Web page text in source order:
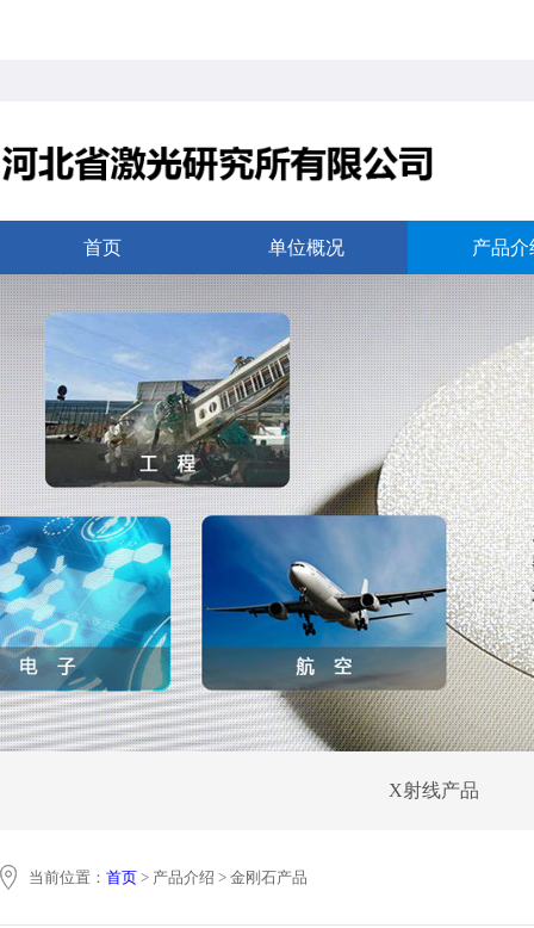
首页 单位概况 产品介
X射线产品
当前位置： 首页 > 产品介绍 > 金刚石产品